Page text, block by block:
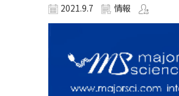
2021.9.7 情報